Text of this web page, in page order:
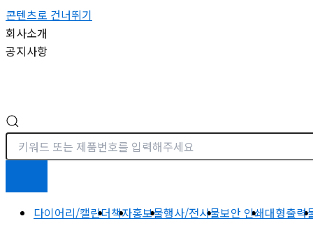
콘텐츠로 건너뛰기
회사소개
공지사항
다이어리/캘린더책자홍보물행사/전시물보안 인쇄대형출력